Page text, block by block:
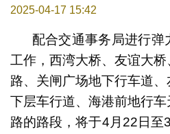
2025-04-17 15:42
配合交通事务局进行弹
工作，西湾大桥、友谊大
路、关闸广场地下行车道
下层车行道、海港前地行
路的路段，将于4月22日至